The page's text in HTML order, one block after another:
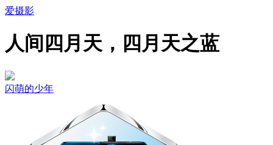
爱摄影
人间四月天，四月天之蓝
闪萌的少年